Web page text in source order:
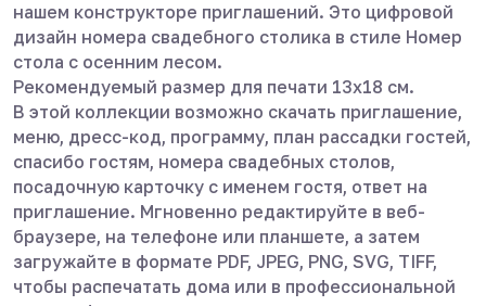
нашем конструкторе приглашений. Это цифровой
дизайн номера свадебного столика в стиле Номер
стола с осенним лесом.
Рекомендуемый размер для печати 13х18 см.
В этой коллекции возможно скачать приглашение,
меню, дресс-код, программу, план рассадки гостей,
спасибо гостям, номера свадебных столов,
посадочную карточку с именем гостя, ответ на
приглашение. Мгновенно редактируйте в веб-
браузере, на телефоне или планшете, а затем
загружайте в формате PDF, JPEG, PNG, SVG, TIFF,
чтобы распечатать дома или в профессиональной